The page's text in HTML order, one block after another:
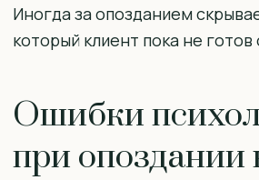
Иногда за опозданием
который клиент пока не готов
Ошибки
при опоздании